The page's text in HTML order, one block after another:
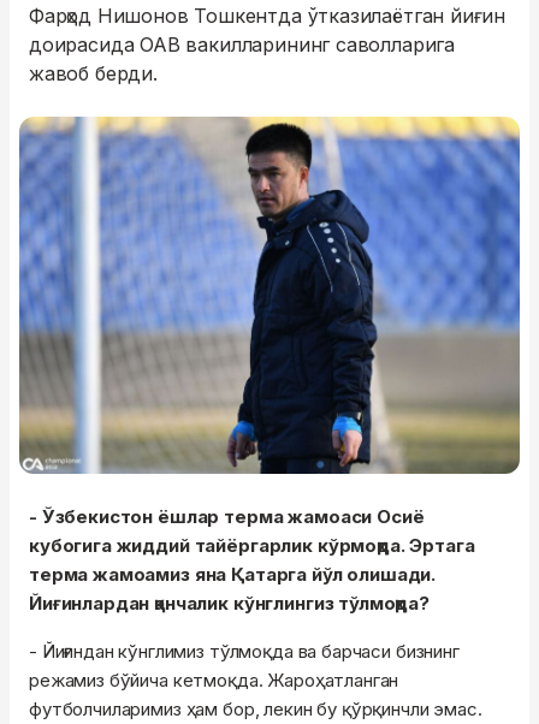
Фарҳод Нишонов Тошкентда ўтказилаётган йиғин
доирасида ОАВ вакилларининг саволларига
жавоб берди.
- Ўзбекистон ёшлар терма жамоаси Осиё
кубогига жиддий тайёргарлик кўрмоқда. Эртага
терма жамоамиз яна Қатарга йўл олишади.
Йиғинлардан қанчалик кўнглингиз тўлмоқда?
- Йиғиндан кўнглимиз тўлмоқда ва барчаси бизнинг
режамиз бўйича кетмоқда. Жароҳатланган
футболчиларимиз ҳам бор, лекин бу қўрқинчли эмас.